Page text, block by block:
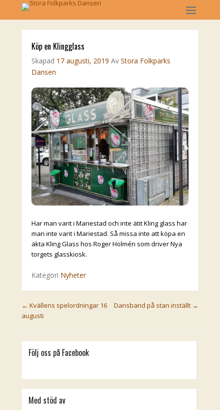
Köp en Klingglass
Skapad 17 augusti, 2019 Av Stora Folkparks
Dansen
Har man varit i Mariestad och inte ätit Kling glass har
man inte varit i Mariestad. Så missa inte att köpa en
äkta Kling Glass hos Roger Holmén som driver Nya
torgets glasskiosk.
Kategori Nyheter
Post navigation
← Kvällens spelordningar 16
augusti
Dansband på stan inställt →
Följ oss på Facebook
Med stöd av